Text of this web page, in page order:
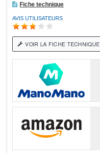
Fiche technique
AVIS UTILISATEURS
VOIR LA FICHE TECHNIQUE